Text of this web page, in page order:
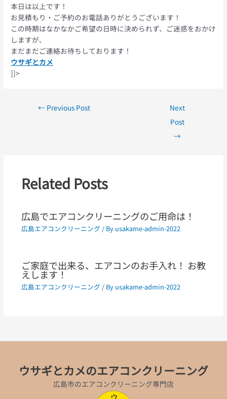
本日は以上です！
お見積もり・ご予約のお電話ありがとうございます！
この時期はなかなかご希望の日時に決められず、ご迷惑をおかけ
しますが、
まだまだご連絡お待ちしております！
ウサギとカメ
]]>
← Previous Post
Next
Post
→
Related Posts
広島でエアコンクリーニングのご用命は！
広島エアコンクリーニング / By usakame-admin-2022
ご家庭で出来る、エアコンのお手入れ！ お教
えします！
広島エアコンクリーニング / By usakame-admin-2022
ウサギとカメのエアコンクリーニング
広島市のエアコンクリーニング専門店